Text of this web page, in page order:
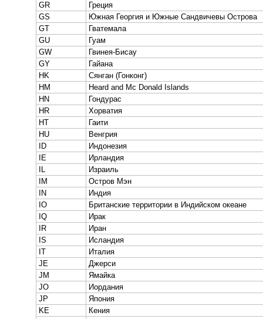
GR
Греция
GS
Южная Георгия и Южные Сандвичевы Острова
GT
Гватемала
GU
Гуам
GW
Гвинея-Бисау
GY
Гайана
HK
Сянган (Гонконг)
HM
Heard and Mc Donald Islands
HN
Гондурас
HR
Хорватия
HT
Гаити
HU
Венгрия
ID
Индонезия
IE
Ирландия
IL
Израиль
IM
Остров Мэн
IN
Индия
IO
Британские территории в Индийском океане
IQ
Ирак
IR
Иран
IS
Исландия
IT
Италия
JE
Джерси
JM
Ямайка
JO
Иордания
JP
Япония
KE
Кения